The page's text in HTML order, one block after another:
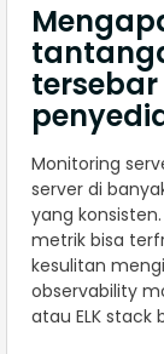
Monitoring
server di
yang
metrik bisa
kesulitan
observability
atau ELK stack